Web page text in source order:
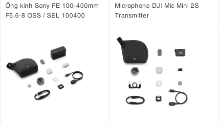
Ống kính Sony FE 100-400mm
F5.6-8 OSS / SEL 100400
Microphone DJI Mic Mini 2S
Transmitter